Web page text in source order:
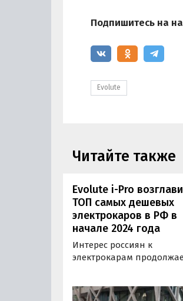
Подпишитесь на
Evolute
Читайте также
Evolute i-Pro
ТОП самых дешевых
электрокаров в РФ в
начале 2024 года
Интерес россиян к
электрокарам
«электричек» — в 4,5